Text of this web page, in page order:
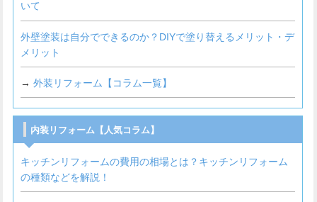
いて
外壁塗装は自分でできるのか？DIYで塗り替えるメリット・デ
メリット
→ 外装リフォーム【コラム一覧】
内装リフォーム【人気コラム】
キッチンリフォームの費用の相場とは？キッチンリフォーム
の種類などを解説！